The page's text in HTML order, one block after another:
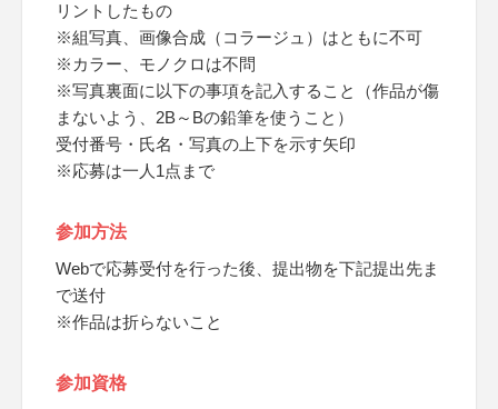
リントしたもの
※組写真、画像合成（コラージュ）はともに不可
※カラー、モノクロは不問
※写真裏面に以下の事項を記入すること（作品が傷
まないよう、2B～Bの鉛筆を使うこと）
受付番号・氏名・写真の上下を示す矢印
※応募は一人1点まで
参加方法
Webで応募受付を行った後、提出物を下記提出先ま
で送付
※作品は折らないこと
参加資格